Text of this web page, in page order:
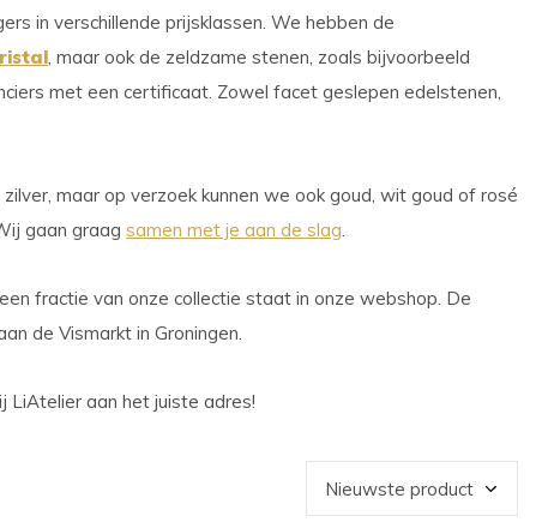
in verschillende prijsklassen. We hebben de
, maar ook de zeldzame stenen, zoals bijvoorbeeld
met een certificaat. Zowel facet geslepen edelstenen,
maar op verzoek kunnen we ook goud, wit goud of rosé
gaan graag samen met je aan de slag.
fractie van onze collectie staat in onze webshop. De
de Vismarkt in Groningen.
LiAtelier aan het juiste adres!